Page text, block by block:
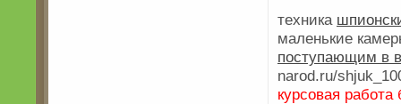
техника
маленькие
поступающим в
narod.ru/
курсовая